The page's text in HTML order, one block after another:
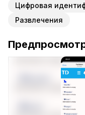
Цифровая
Развлечения